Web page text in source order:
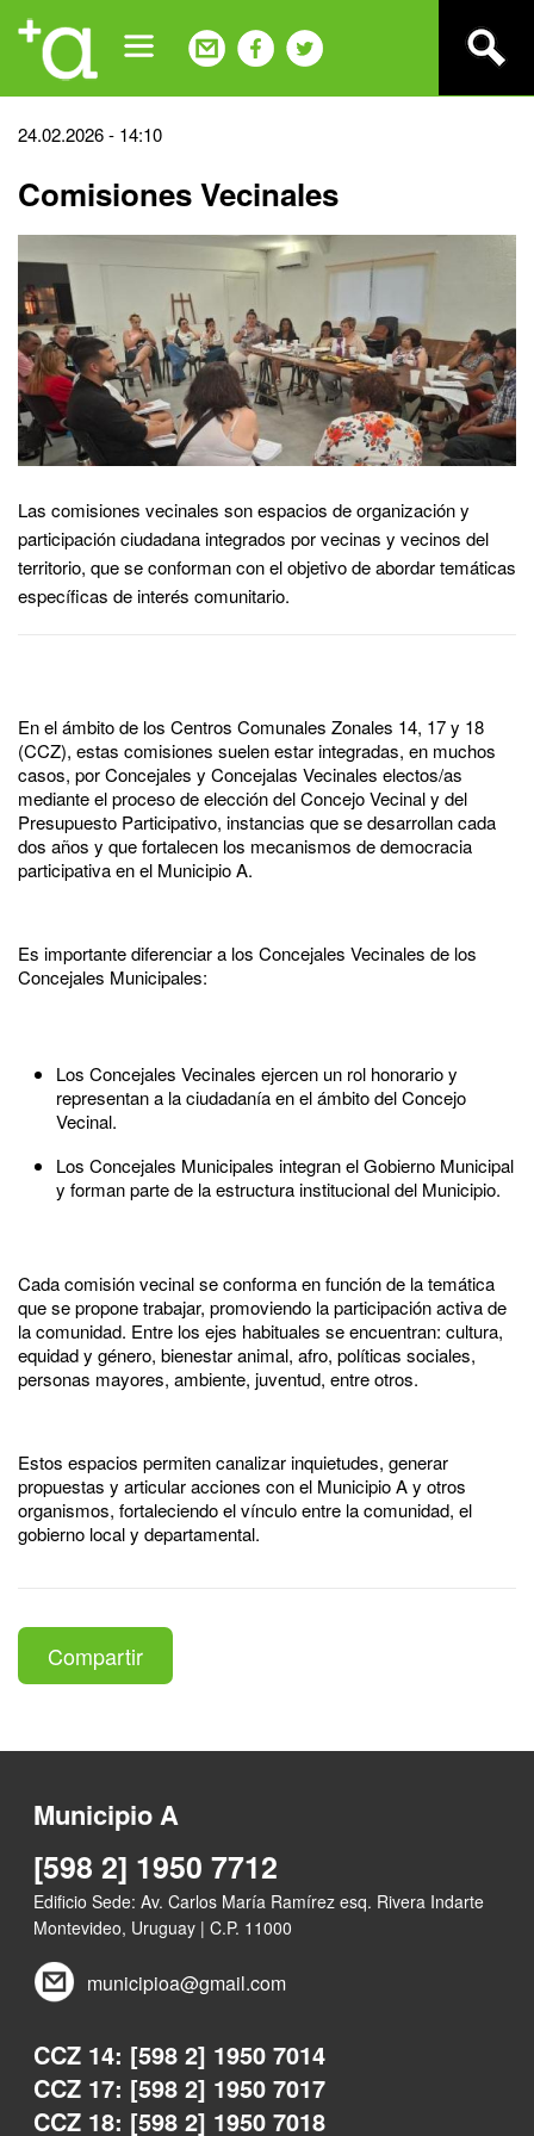
Jump
navigation
Back
top
24.02.2026 - 14:10
Comisiones Vecinales
Las comisiones vecinales son espacios de organización y
participación ciudadana integrados por vecinas y vecinos del
territorio, que se conforman con el objetivo de abordar temáticas
específicas de interés comunitario.
En el ámbito de los Centros Comunales Zonales 14, 17 y 18
(CCZ), estas comisiones suelen estar integradas, en muchos
casos, por Concejales y Concejalas Vecinales electos/as
mediante el proceso de elección delConcejo Vecinal y del
Presupuesto Participativo, instancias que se desarrollan cada
dos años y que fortalecen los mecanismos de democracia
participativa en el Municipio A.
Es importante diferenciar a los Concejales Vecinales de los
Concejales Municipales:
Los Concejales Vecinales ejercen un rol honorario y
representan a la ciudadanía en el ámbito del Concejo
Vecinal.
Los Concejales Municipales integran el Gobierno Municipal
y forman parte de la estructura institucional del Municipio.
Cada comisión vecinal se conforma en función de la temática
que se propone trabajar, promoviendo la participación activa de
la comunidad. Entre los ejes habituales se encuentran: cultura,
equidad y género, bienestar animal, afro, políticas sociales,
personas mayores, ambiente, juventud, entre otros.
Estos espacios permiten canalizar inquietudes, generar
propuestas y articular acciones con el Municipio A y otros
organismos, fortaleciendo el vínculo entre la comunidad, el
gobierno local y departamental.
Compartir
Municipio A
[598 2] 1950 7712
Edificio Sede: Av. Carlos María Ramírez esq. Rivera Indarte
Montevideo, Uruguay | C.P. 11000
municipioa@gmail.com
CCZ 14: [598 2] 1950 7014
CCZ 17: [598 2] 1950 7017
CCZ 18: [598 2] 1950 7018